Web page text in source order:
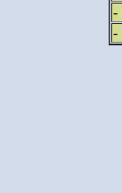
-
-